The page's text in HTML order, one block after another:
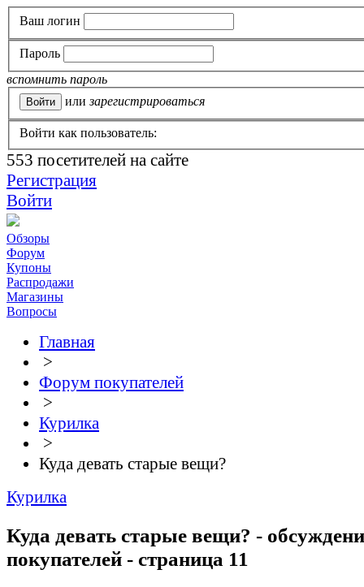
Ваш логин
Пароль
вспомнить пароль
или зарегистрироваться
Войти как пользователь:
553 посетителей на сайте
Регистрация
Войти
Обзоры
Форум
Купоны
Распродажи
Магазины
Вопросы
Главная
>
Форум покупателей
>
Курилка
>
Куда девать старые вещи?
Курилка
Куда девать старые вещи? -
покупателей - страница 11